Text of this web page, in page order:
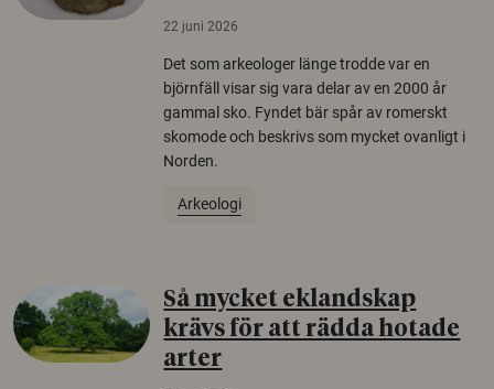
22 juni 2026
Det som arkeologer länge trodde var en
björnfäll visar sig vara delar av en 2000 år
gammal sko. Fyndet bär spår av romerskt
skomode och beskrivs som mycket ovanligt i
Norden.
Arkeologi
Så mycket eklandskap
krävs för att rädda hotade
arter